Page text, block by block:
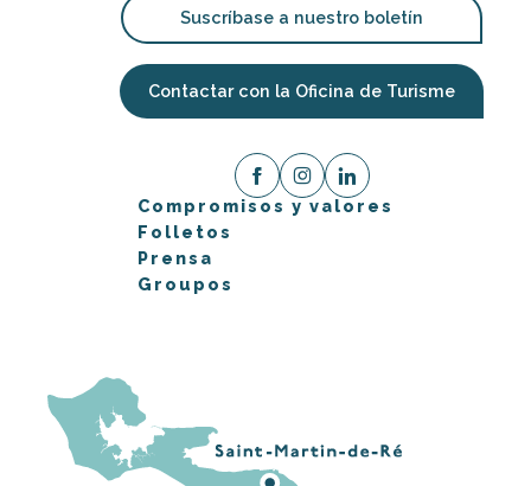
Suscríbase a nuestro boletín
Contactar con la Oficina de Turisme
Compromisos y valores
Folletos
Prensa
Groupos